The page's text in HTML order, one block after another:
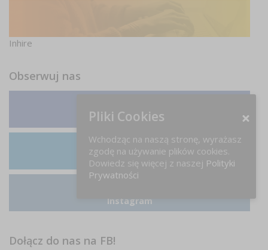
Inhire
Obserwuj nas
Facebook
LinkedIn
Instagram
Dołącz do nas na FB!
Pliki Cookies
Wchodząc na naszą stronę, wyrażasz
zgodę na używanie plików cookies.
Dowiedz się więcej z naszej Polityki
Prywatności